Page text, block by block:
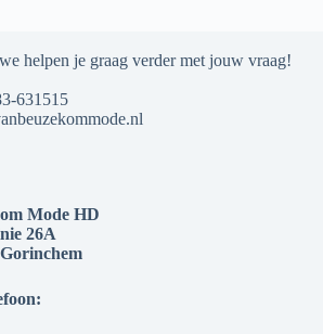
helpen je graag verder met jouw vraag!
631515
Mode HD
26A